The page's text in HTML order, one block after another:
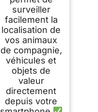
surveiller
facilement la
localisation de
vos animaux
de compagnie,
véhicules et
objets de
valeur
directement
depuis votre